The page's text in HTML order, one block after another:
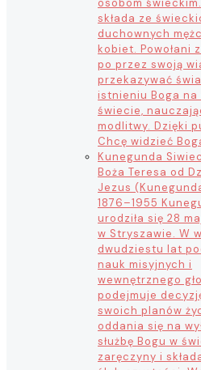
składa ze
duchownych
kobiet. Powołani
po przez swoją
przekazywać
istnieniu Boga na
świecie,
modlitwy. Dzięki
Chcę widzieć
Kunegunda Siwiec
Boża Teresa od
Jezus
1876–1955
urodziła się 28
w Stryszawie. W
dwudziestu lat
nauk misyjnych i
wewnętrznego
podejmuje
swoich planów
oddania się na
służbę Bogu w
zaręczyny i